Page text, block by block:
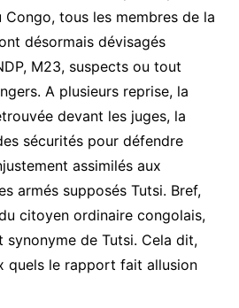
tous les membres de la
désormais dévisagés
M23, suspects ou tout
A plusieurs reprise, la
devant les juges, la
sécurités pour défendre
assimilés aux
armés supposés Tutsi. Bref,
citoyen ordinaire congolais,
synonyme de Tutsi. Cela dit,
quels le rapport fait allusion